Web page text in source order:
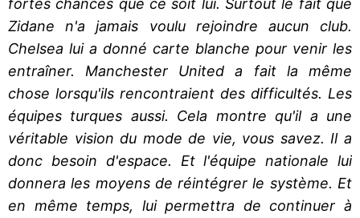
fortes chances que ce soit lui. Surtout le fait que
Zidane n'a jamais voulu rejoindre aucun club.
Chelsea lui a donné carte blanche pour venir les
entraîner. Manchester United a fait la même
chose lorsqu'ils rencontraient des difficultés. Les
équipes turques aussi. Cela montre qu'il a une
véritable vision du mode de vie, vous savez. Il a
donc besoin d'espace. Et l'équipe nationale lui
donnera les moyens de réintégrer le système. Et
en même temps, lui permettra de continuer à